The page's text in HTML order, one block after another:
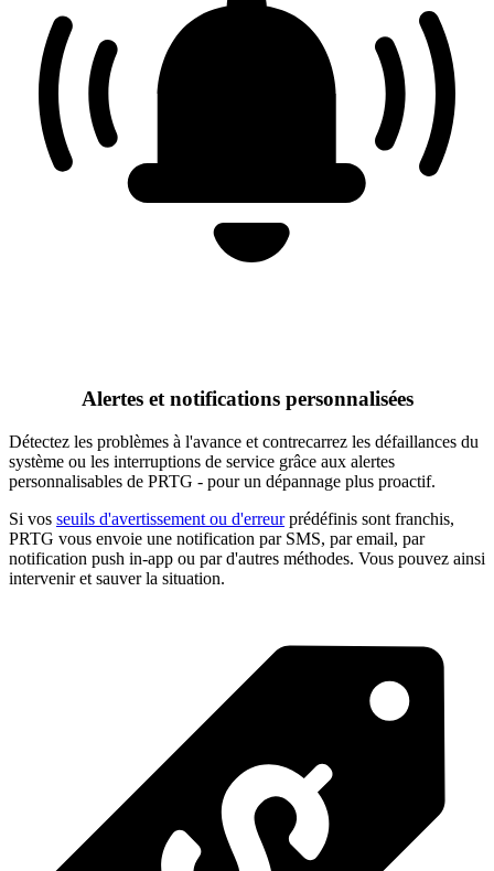
Alertes et notifications personnalisées
Détectez les problèmes à l'avance et contrecarrez les défaillances du
système ou les interruptions de service grâce aux alertes
personnalisables de PRTG - pour un dépannage plus proactif.
Si vos seuils d'avertissement ou d'erreurprédéfinis sont franchis,
PRTG vous envoie une notification par SMS, par email, par
notification push in-app ou par d'autres méthodes. Vous pouvez ainsi
intervenir et sauver la situation.